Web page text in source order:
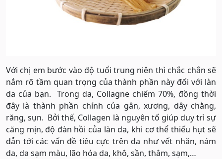
Với chị em bước vào độ tuổi trung niên thì chắc chắn sẽ
nắm rõ tầm quan trọng của thành phần này đối với làn
da của bạn. Trong da, Collagne chiếm 70%, đồng thời
đây là thành phần chính của gân, xương, dây chằng,
răng, sụn. Bởi thế, Collagen là nguyên tố giúp duy trì sự
căng mịn, độ đàn hồi của làn da, khi cơ thể thiếu hụt sẽ
dẫn tới các vấn đề tiêu cực trên da như vết nhăn, nám
da, da sạm màu, lão hóa da, khô, sần, thâm, sạm,…